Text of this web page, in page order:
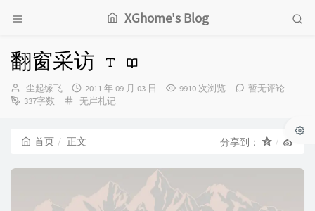
XGhome's Blog
翻窗采访
博
主：
尘起缘飞
发
布
2011 年 09 月 03 日 9910 次浏览
暂无评论
337字数
分
无岸札记
首页 正文 分享到：